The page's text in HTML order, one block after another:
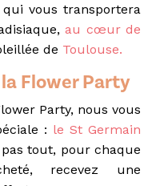
vous transportera
au cœur de
de Toulouse.
Flower Party
Party, nous vous
: le St Germain
tout, pour chaque
recevez une